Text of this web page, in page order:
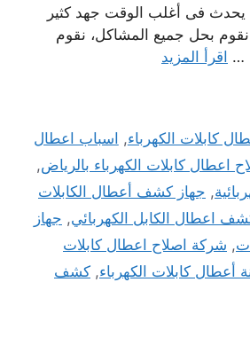
يحدث فى أغلب الوقت جهد كثير
بحل جميع المشاكل، نقوم
… اقرأ المزيد
كابلات الكهرباء, اسباب اعطال
اعطال كابلات الكهرباء بالرياض,
, جهاز كشف أعطال الكابلات
اعطال الكابل الكهربائي, جهاز
, شركة اصلاح اعطال كابلات
أعطال كابلات الكهرباء, كشف